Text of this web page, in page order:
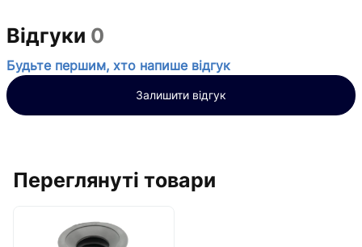
Відгуки 0
Будьте першим, хто напише відгук
Залишити відгук
Переглянуті товари